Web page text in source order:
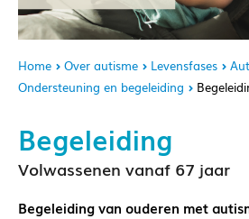
Home Over autisme Levensfases
Ondersteuning en begeleiding
Begeleiding
Volwassenen vanaf 67 jaar
Begeleiding van ouderen met